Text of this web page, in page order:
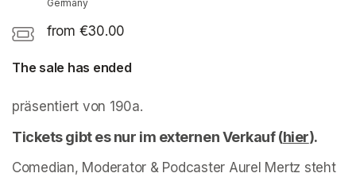
Germany
from €30.00
The sale has ended
präsentiert von 190a.
Tickets gibt es nur im externen Verkauf (hier).
Comedian, Moderator & Podcaster Aurel Mertz steht